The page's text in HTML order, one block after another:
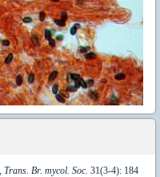
Trans. Br. mycol. Soc. 31(3-4): 184